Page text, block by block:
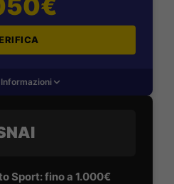
Sport: fino a 1.000€